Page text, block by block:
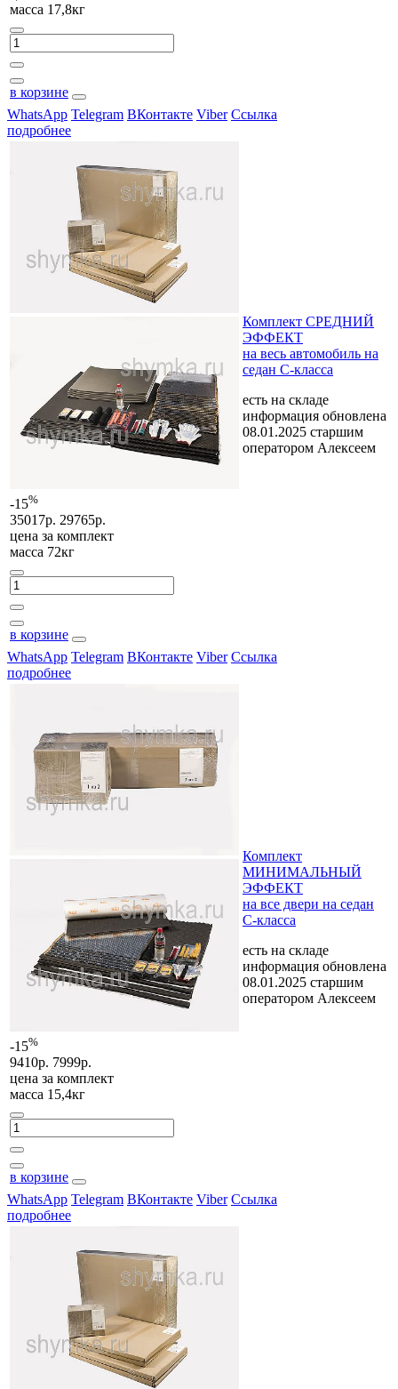
масса 17,8кг
в корзине
WhatsApp Telegram ВКонтакте Viber Ссылка
подробнее
-15%
35017р. 29765р.
цена за комплект
масса 72кг
в корзине
Комплект СРЕДНИЙ
ЭФФЕКТ
на весь автомобиль на
седан C-класса
есть на складе
информация обновлена
08.01.2025 старшим
оператором Алексеем
WhatsApp Telegram ВКонтакте Viber Ссылка
подробнее
-15%
9410р. 7999р.
цена за комплект
масса 15,4кг
в корзине
Комплект
МИНИМАЛЬНЫЙ
ЭФФЕКТ
на все двери на седан
C-класса
есть на складе
информация обновлена
08.01.2025 старшим
оператором Алексеем
WhatsApp Telegram ВКонтакте Viber Ссылка
подробнее